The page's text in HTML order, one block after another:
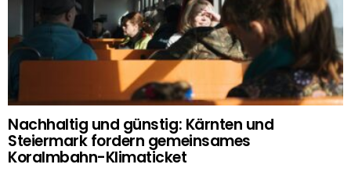
Nachhaltig und günstig: Kärnten und
Steiermark fordern gemeinsames
Koralmbahn-Klimaticket